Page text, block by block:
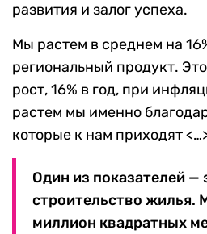
развития и залог успеха.
Мы растем в среднем на
региональный продукт.
рост, 16% в год, при
растем мы именно
которые к нам приходят
Один из показателей —
строительство жилья.
миллион квадратных